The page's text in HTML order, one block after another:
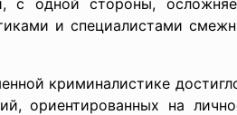
одной стороны,
и специалистами
криминалистике
ориентированных на